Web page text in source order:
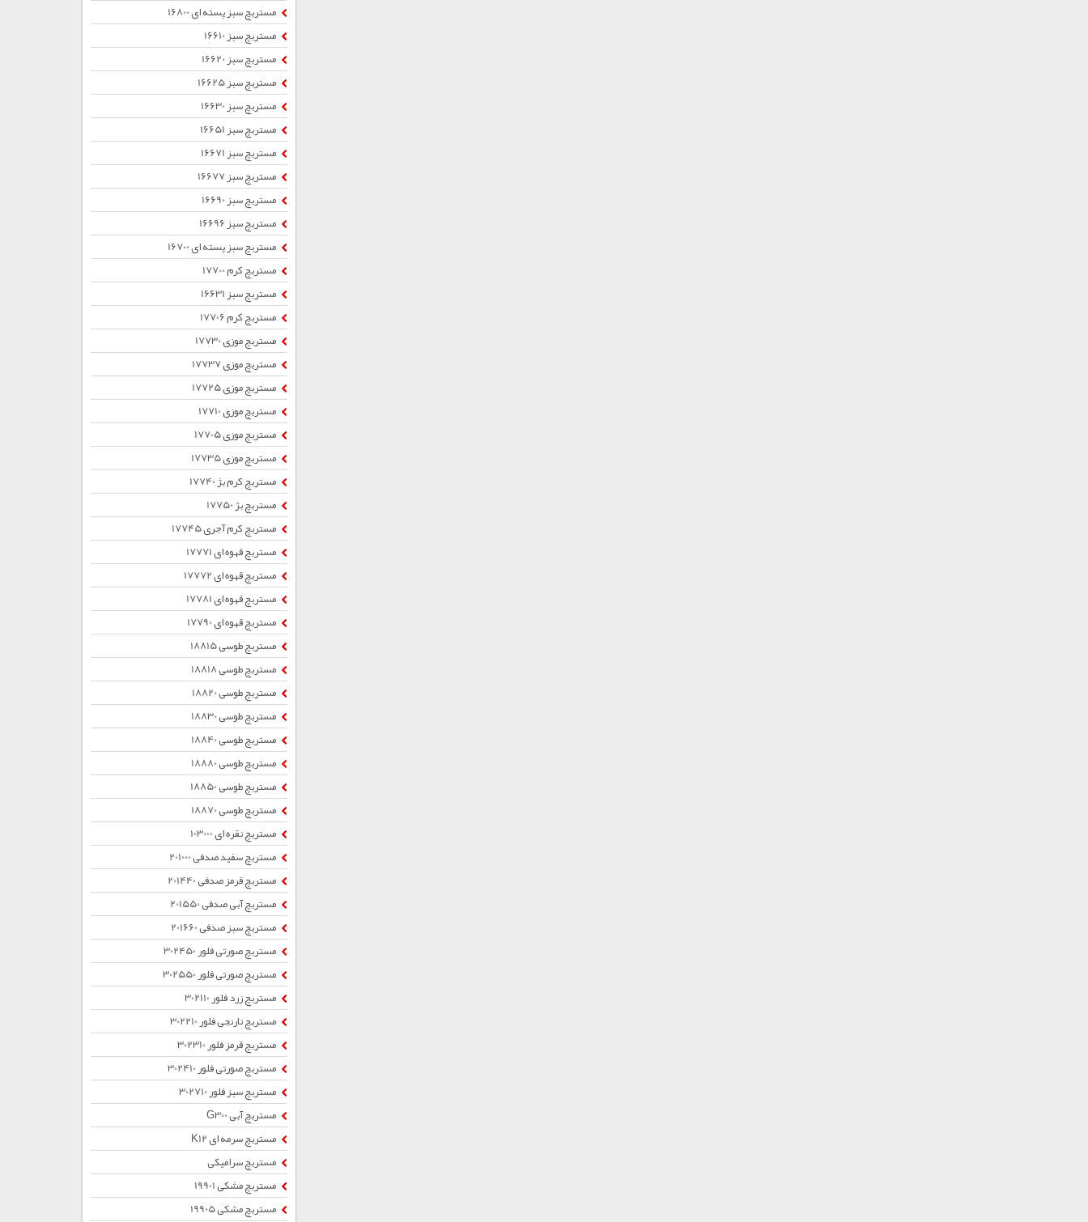
مستربچ سبز پسته ای 16800
مستربچ سبز 16610
مستربچ سبز 16620
مستربچ سبز 16625
مستربچ سبز 16630
مستربچ سبز 16651
مستربچ سبز 16671
مستربچ سبز 16677
مستربچ سبز 16690
مستربچ سبز 16696
مستربچ سبز پسته ای 16700
مستربچ کرم 17700
مستربچ سبز 16631
مستربچ کرم 17706
مستربچ موزی 17730
مستربچ موزی 17737
مستربچ موزی 17725
مستربچ موزی 17710
مستربچ موزی 17705
مستربچ موزی 17735
مستربچ کرم بژ 17740
مستربچ بژ 17750
مستربچ کرم آجری 17745
مستربچ قهوه ای 17771
مستربچ قهوه ای 17772
مستربچ قهوه ای 17781
مستربچ قهوه ای 17790
مستربچ طوسی 18815
مستربچ طوسی 18818
مستربچ طوسی 18820
مستربچ طوسی 18830
مستربچ طوسی 18840
مستربچ طوسی 18880
مستربچ طوسی 18850
مستربچ طوسی 18870
مستربچ نقره ای 103000
مستربچ سفید صدفی 201000
مستربچ قرمز صدفی 201440
مستربچ آبی صدفی 201550
مستربچ سبز صدفی 201660
مستربچ صورتی فلور 302450
مستربچ صورتی فلور 302550
مستربچ زرد فلور 302110
مستربچ نارنجی فلور 302210
مستربچ قرمز فلور 302310
مستربچ صورتی فلور 302410
مستربچ سبز فلور 302710
مستربچ آبی G300
مستربچ سرمه ای K12
مستربچ سرامیکی
مستربچ مشکی 19901
مستربچ مشکی 19905